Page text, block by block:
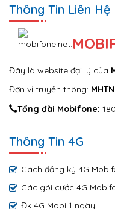
Thông Tin Liên Hệ
Đây là website đại lý của
Đơn vị truyền thông: MHTN
Tổng đài Mobifone:
Thông Tin 4G
Cách đăng ký 4G
Các gói cước 4G
Đk 4G Mobi 1 ngày